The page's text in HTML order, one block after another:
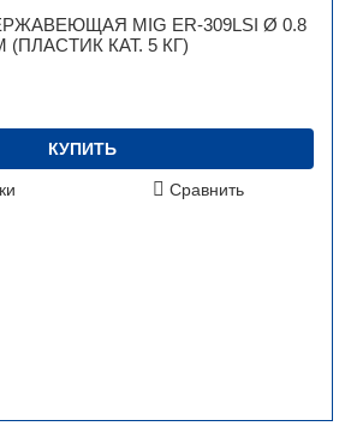
MIG ER-309LSI Ø 0.8
(ПЛАСТИК КАТ. 5 КГ)
КУПИТЬ
Сравнить